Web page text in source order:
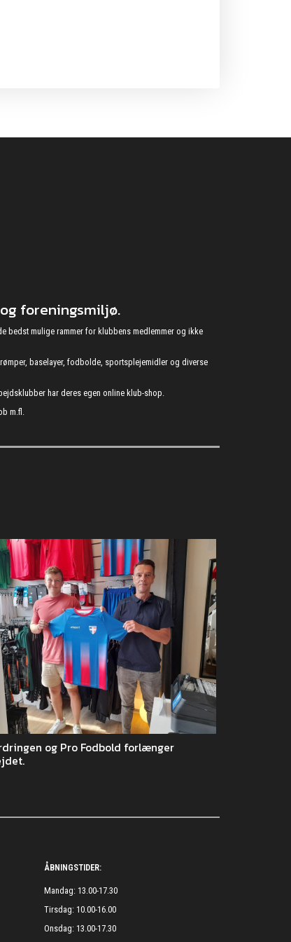
foreningsmiljø.
bedst mulige rammer for klubbens medlemmer og ikke
baselayer, fodbolde, sportsplejemidler og diverse
har deres egen online klub-shop.
m.fl.
og Pro Fodbold forlænger
ÅBNINGSTIDER:
Mandag: 13.00-17.30
Tirsdag: 10.00-16.00
Onsdag: 13.00-17.30